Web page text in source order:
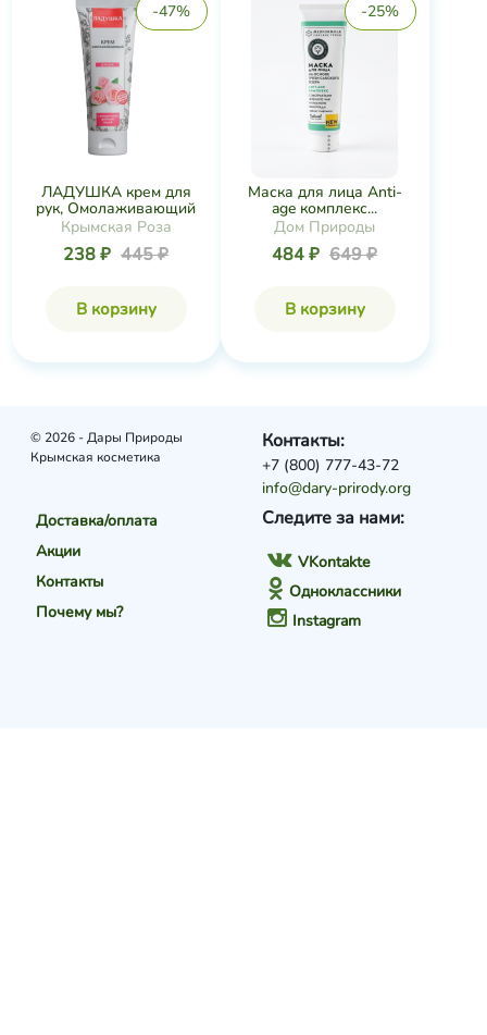
-47%
ЛАДУШКА крем для
рук, Омолаживающий
Крымская Роза
238 ₽ 445 ₽
В корзину
-25%
Маска для лица Anti-
age комплекс...
Дом Природы
484 ₽ 649 ₽
В корзину
© 2026 - Дары Природы
Крымская косметика
Доставка/оплата
Акции
Контакты
Почему мы?
Следите за нами:
VKontakte
Одноклассники
Instagram
Контакты:
+7 (800) 777-43-72
info@dary-prirody.org